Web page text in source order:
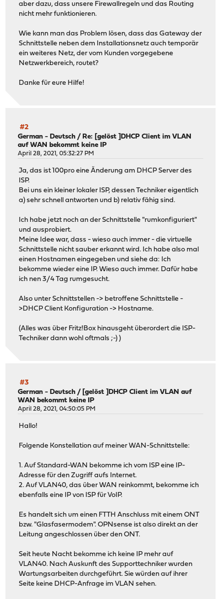
aber dazu, dass unsere Firewallregeln und das Routing
nicht mehr funktionieren.
Wie kann man das Problem lösen, dass das Gateway der
Schnittstelle neben dem Installationsnetz auch temporär
ein weiteres Netz, der vom Kunden vorgegebene
Netzwerkbereich, routet?
Danke für eure Hilfe!
#2
German - Deutsch /Re: [gelöst ]DHCP Client im VLAN
auf WAN bekommt keine IP
April 28, 2021, 05:32:27 PM
Ja, das ist 100pro eine Änderung am DHCP Server des
ISP.
Bei uns ein kleiner lokaler ISP, dessen Techniker eigentlich
a) sehr schnell antworten und b) relativ fähig sind.
Ich habe jetzt noch an der Schnittstelle "rumkonfiguriert"
und ausprobiert.
Meine Idee war, dass - wieso auch immer - die virtuelle
Schnittstelle nicht sauber erkannt wird. Ich habe also mal
einen Hostnamen eingegeben und siehe da: Ich
bekomme wieder eine IP. Wieso auch immer. Dafür habe
ich nen 3/4 Tag rumgesucht.
Also unter Schnittstellen -> betroffene Schnittstelle -
>DHCP Client Konfiguration -> Hostname.
(Alles was über Fritz!Box hinausgeht überordert die ISP-
Techniker dann wohl oftmals ;-) )
#3
German - Deutsch / [gelöst ]DHCP Client im VLAN auf
WAN bekommt keine IP
April 28, 2021, 04:50:05 PM
Hallo!
Folgende Konstellation auf meiner WAN-Schnittstelle:
1. Auf Standard-WAN bekomme ich vom ISP eine IP-
Adresse für den Zugriff aufs Internet.
2. Auf VLAN40, das über WAN reinkommt, bekomme ich
ebenfalls eine IP von ISP für VoIP.
Es handelt sich um einen FTTH Anschluss mit einem ONT
bzw. "Glasfasermodem". OPNsense ist also direkt an der
Leitung angeschlossen über den ONT.
Seit heute Nacht bekomme ich keine IP mehr auf
VLAN40. Nach Auskunft des Supporttechniker wurden
Wartungsarbeiten durchgeführt. Sie würden auf ihrer
Seite keine DHCP-Anfrage im VLAN sehen.